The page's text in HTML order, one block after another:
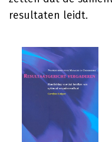
resultaten leidt.